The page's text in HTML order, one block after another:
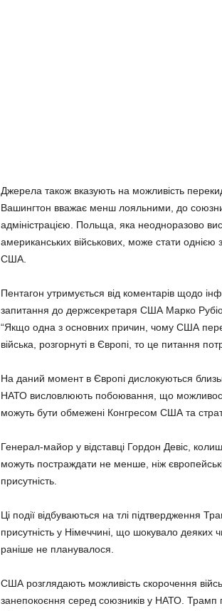
Джерела також вказують на можливість
Вашингтон вважає менш лояльними, до
адміністрацією. Польща, яка неодноразово
американських військових, може стати однією
США.
Пентагон утримується від коментарів щодо
запитання до держсекретаря США Марко Рубіо.
“Якщо одна з основних причин, чому США
війська, розгорнуті в Європі, то це питання
На даний момент в Європі дислокуються
НАТО висловлюють побоювання, що
можуть бути обмежені Конгресом США та
Генерал-майор у відставці Гордон Девіс,
можуть постраждати не менше, ніж
присутність.
Ці події відбуваються на тлі підтвердження
присутність у Німеччині, що шокувало деяких
раніше не планувалося.
США розглядають можливість скорочення
занепокоєння серед союзників у НАТО. Трамп